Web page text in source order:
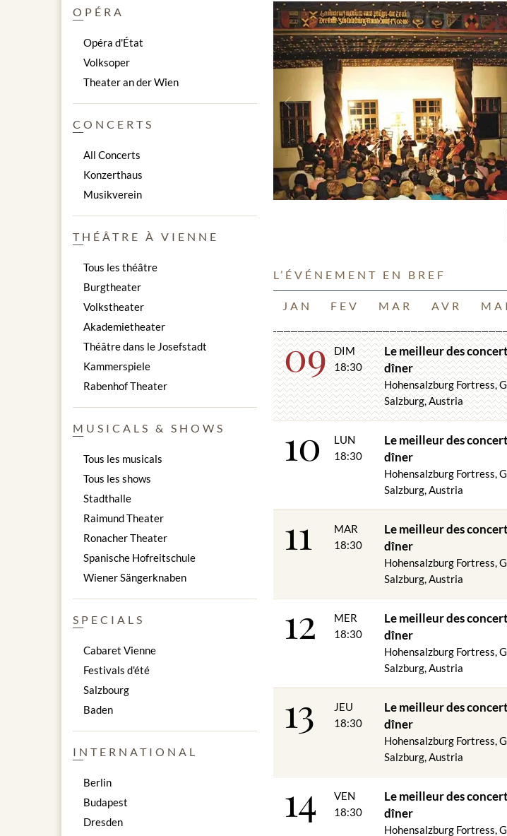
Previous
Les œuvres les plus populaires de Mozart et
solistes de renommée internationale.
Extrait du programme :
Ensemble Mozart de Salzbourg
W. A. ​​MOZART : « UN PEU DE MUSIQUE DE
W. A. ​​MOZART : Quintette de clarinettes
W. A. ​​MOZART : Divertimento de Salzbourg
J. HAYDN : Quatuor Impérial
A. DVORAK : quatuor américain
Durée du concert : environ 1h30
Salle d'or ou salle d'armes
Salle du Château
En raison des conditions structurelles, le Golden
Entrée funiculaire & forteresse gratuite à partir
DÎNER & CONCERT
Plaisir culinaire et musical au-dessus des toits de
incomparable. La soirée commence au-dessus
restaurant. La vue imprenable sur la ville de
Mozart ne pourrait pas être plus belle. Comme
L’ÉVÉNEMENT EN BREF
JAN FEV MAR AVR MAI
09 DIM
18:30
Le meilleur des
dîner
Hohensalzburg Fortress,
Salzburg, Austria
10
LUN
18:30
Le meilleur des
dîner
Hohensalzburg Fortress,
Salzburg, Austria
11
MAR
18:30
Le meilleur des
dîner
Hohensalzburg Fortress,
Salzburg, Austria
12
MER
18:30
Le meilleur des
dîner
Hohensalzburg Fortress,
Salzburg, Austria
13
JEU
18:30
Le meilleur des
dîner
Hohensalzburg Fortress,
Salzburg, Austria
14
VEN
18:30
Le meilleur des
dîner
Hohensalzburg Fortress,
OPÉRA
Opéra d'État
Volksoper
Theater an der Wien
CONCERTS
All Concerts
Konzerthaus
Musikverein
THÉÂTRE À VIENNE
Tous les théâtre
Burgtheater
Volkstheater
Akademietheater
Théâtre dans le Josefstadt
Kammerspiele
Rabenhof Theater
MUSICALS & SHOWS
Tous les musicals
Tous les shows
Stadthalle
Raimund Theater
Ronacher Theater
Spanische Hofreitschule
Wiener Sängerknaben
SPECIALS
Cabaret Vienne
Festivals d'été
Salzbourg
Baden
INTERNATIONAL
Berlin
Budapest
Dresden